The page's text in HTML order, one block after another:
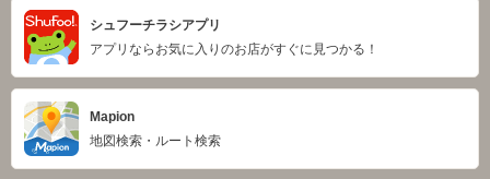
シュフーチラシアプリ
アプリならお気に入りのお店がすぐに見つかる！
Mapion
地図検索・ルート検索